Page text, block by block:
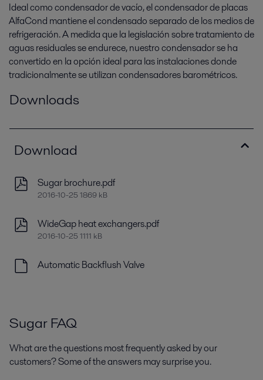
Ideal como condensador de vacío, el condensador de placas
AlfaCond mantiene el condensado separado de los medios de
refrigeración. A medida que la legislación sobre tratamiento de
aguas residuales se endurece, nuestro condensador se ha
convertido en la opción ideal para las instalaciones donde
tradicionalmente se utilizan condensadores barométricos.
Downloads
Download
Sugar brochure.pdf
2016-10-25 1869 kB
WideGap heat exchangers.pdf
2016-10-25 1111 kB
Automatic Backflush Valve
Sugar FAQ
What are the questions most frequently asked by our
customers? Some of the answers may surprise you.